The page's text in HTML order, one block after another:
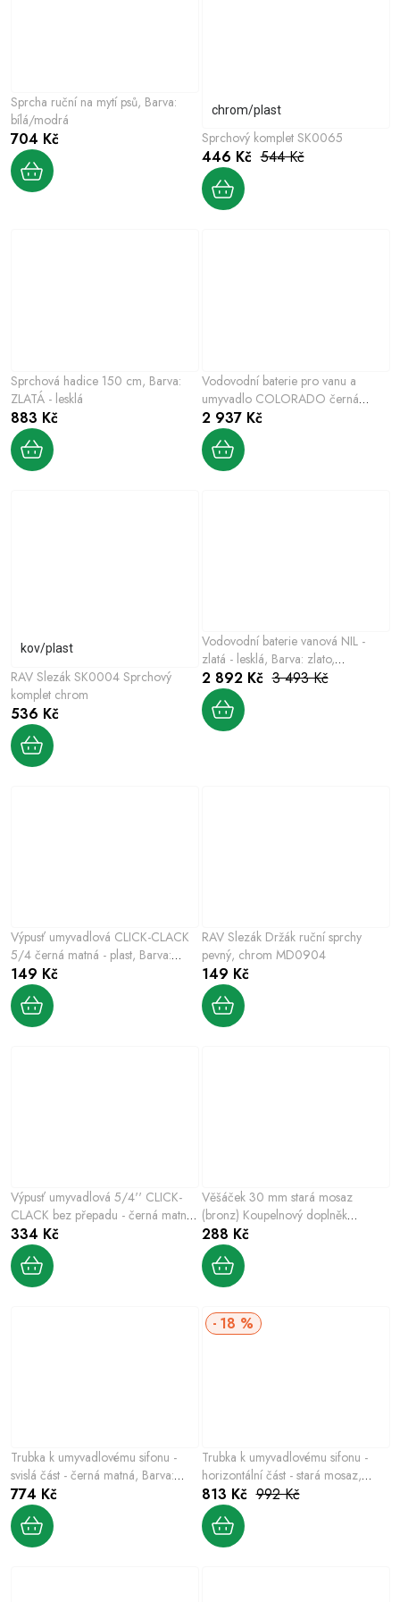
Sprcha ruční na mytí psů, Barva:
bílá/modrá
704 Kč Sprchový komplet SK0065
chrom/plast
446 Kč 544 Kč
Sprchová hadice 150 cm, Barva:
ZLATÁ - lesklá
883 Kč
Vodovodní baterie pro vanu a
umyvadlo COLORADO černá
matná, Barva: černá matná,
Rozměr: 100 mm
2 937 Kč
RAV Slezák SK0004 Sprchový
komplet chrom
kov/plast
536 Kč
Vodovodní baterie vanová NIL -
zlatá - lesklá, Barva: zlato,
Povrchová úprava: PVD, Rozměr:
150 mm
2 892 Kč 3 493 Kč
Výpusť umyvadlová CLICK-CLACK
5/4 černá matná - plast, Barva:
černá matná
149 Kč
RAV Slezák Držák ruční sprchy
pevný, chrom MD0904
149 Kč
Výpusť umyvadlová 5/4'' CLICK-
CLACK bez přepadu - černá matná,
Barva: černá matná
334 Kč
Věšáček 30 mm stará mosaz
(bronz) Koupelnový doplněk
COLORADO, Barva: stará mosaz
288 Kč
Trubka k umyvadlovému sifonu -
svislá část - černá matná, Barva:
černá matná, Rozměr: 45 cm
774 Kč
Trubka k umyvadlovému sifonu -
horizontální část - stará mosaz,
Barva: stará mosaz, Rozměr: 45 cm
18 %
813 Kč 992 Kč